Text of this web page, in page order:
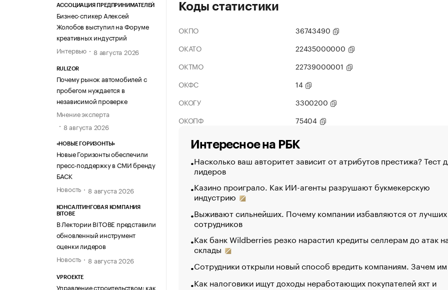
АССОЦИАЦИЯ ПРЕДПРИНИМАТЕЛЕЙ
Бизнес-спикер Алексей
Жолобов выступил на Форуме
креативных индустрий
Интервью
8 августа 2026
RULIZOR
Почему рынок автомобилей с
пробегом нуждается в
независимой проверке
Мнение эксперта
8 августа 2026
«НОВЫЕ ГОРИЗОНТЫ»
Новые Горизонты обеспечили
пресс-поддержку в СМИ бренду
БАСК
Новость
8 августа 2026
КОНСАЛТИНГОВАЯ КОМПАНИЯ
BITOBE
В Лектории BITOBE представили
обновленный инструмент
оценки лидеров
Новость
8 августа 2026
VPROEKTE
Управление строительством: как
Коды статистики
ОКПО
36743490
ОКАТО
22435000000
ОКТМО
22739000001
ОКФС
14
ОКОГУ
3300200
ОКОПФ
75404
Интересное на РБК
Насколько ваш авторитет зависит от атрибутов престижа? Тест
лидеров
Казино проиграло. Как ИИ-агенты разрушают букмекерскую
индустрию
Выживают сильнейших. Почему компании избавляются от лучших
сотрудников
Как банк Wildberries резко нарастил кредиты селлерам до атак
склады
Сотрудники открыли новый способ вредить компаниям. Зачем
Как налоговики ищут доходы неработающих покупателей яхт и